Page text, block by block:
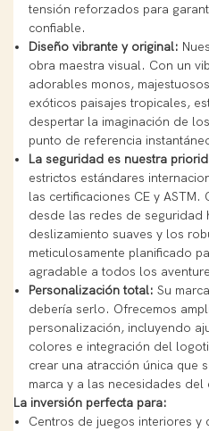
tensión reforzados para
confiable.
Diseño vibrante y original:
obra maestra visual. Con un
adorables monos,
exóticos paisajes tropicales,
despertar la imaginación de
punto de referencia
La seguridad es nuestra
estrictos estándares
las certificaciones CE y
desde las redes de seguridad
deslizamiento suaves y los
meticulosamente planificado
agradable a todos los
Personalización total: Su
debería serlo. Ofrecemos
personalización, incluyendo
colores e integración del
crear una atracción única que
marca y a las necesidades del
La inversión perfecta para:
Centros de juegos interiores y